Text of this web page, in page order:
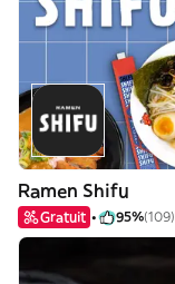
Ramen Shifu
Gratuit 95%(109)